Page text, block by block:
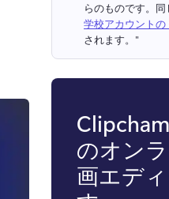
らのものです。 同
学校アカウントの
されます。"
のオン
画エデ